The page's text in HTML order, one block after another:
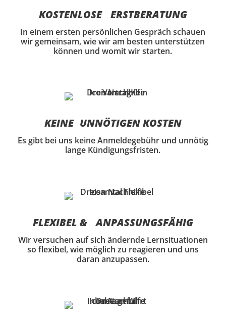
KOSTENLOSE ERSTBERATUNG
In einem ersten persönlichen Gespräch schauen
wir gemeinsam, wie wir am besten unterstützen
können und womit wir starten.
KEINE UNNÖTIGEN KOSTEN
Es gibt bei uns keine Anmeldegebühr und unnötig
lange Kündigungsfristen.
FLEXIBEL & ANPASSUNGSFÄHIG
Wir versuchen auf sich ändernde Lernsituationen
so flexibel, wie möglich zu reagieren und uns
daran anzupassen.